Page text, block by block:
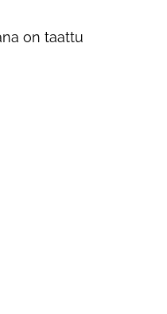
on taattu